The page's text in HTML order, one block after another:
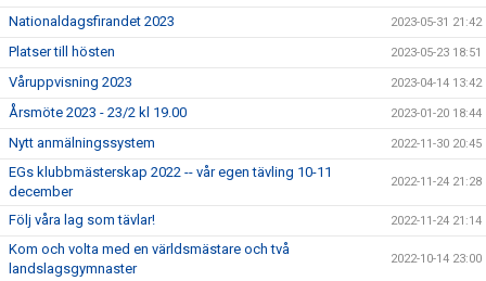
Nationaldagsfirandet 2023 2023-05-31 21:42
Platser till hösten 2023-05-23 18:51
Våruppvisning 2023 2023-04-14 13:42
Årsmöte 2023 - 23/2 kl 19.00 2023-01-20 18:44
Nytt anmälningssystem 2022-11-30 20:45
EGs klubbmästerskap 2022 -- vår egen tävling 10-11
december
2022-11-24 21:28
Följ våra lag som tävlar! 2022-11-24 21:14
Kom och volta med en världsmästare och två
landslagsgymnaster
2022-10-14 23:00